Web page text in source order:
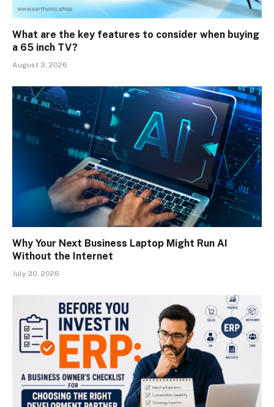
What are the key features to consider when buying
a 65 inch TV?
August 3, 2026
Why Your Next Business Laptop Might Run AI
Without the Internet
July 30, 2026